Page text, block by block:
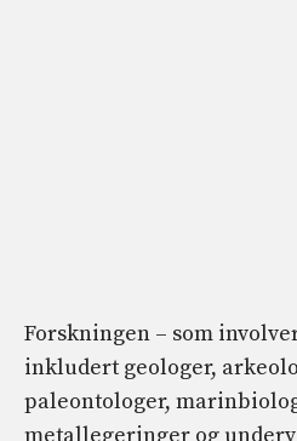
Forskningen – som
inkludert geologer,
paleontologer,